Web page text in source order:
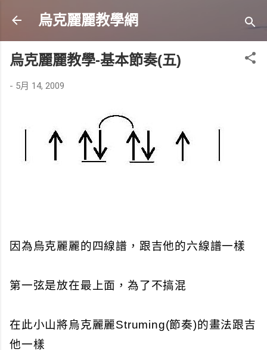
跳到主要內容
烏克麗麗教學網
烏克麗麗教學-基本節奏(五)
- 5月 14, 2009
因為烏克麗麗的四線譜，跟吉他的六線譜一樣
第一弦是放在最上面，為了不搞混
在此小山將烏克麗麗Struming(節奏)的畫法跟吉
他一樣